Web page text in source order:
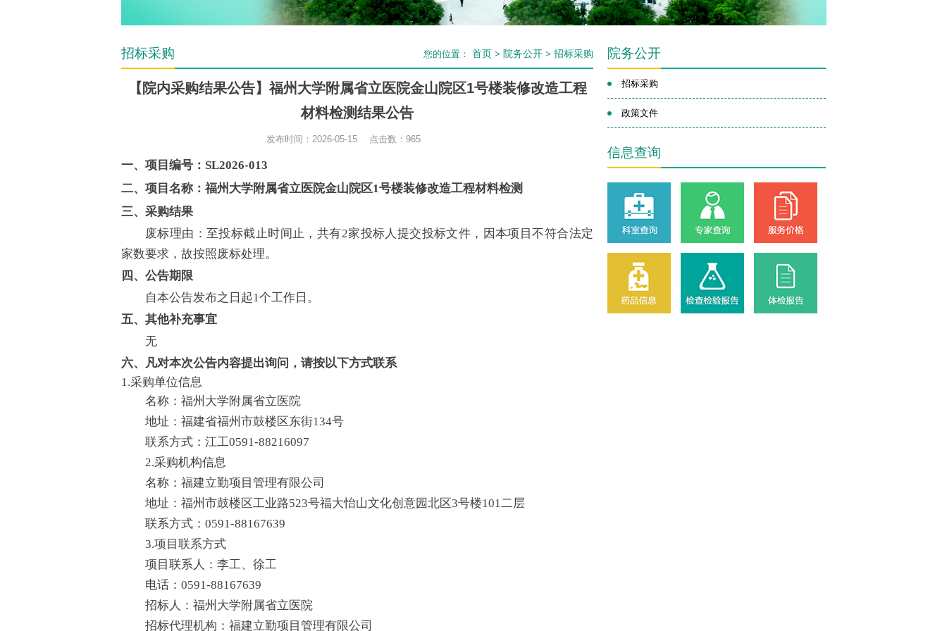
招标采购 您的位置： 首页 > 院务公开 > 招标采购
【院内采购结果公告】福州大学附属省立医院金山院区1号楼装修改造工程
材料检测结果公告
发布时间：2026-05-15 点击数： 965
一、项目编号：SL2026-013
二、项目名称：福州大学附属省立医院金山院区1号楼装修改造工程材料检测
三、采购结果
废标理由：至投标截止时间止，共有2家投标人提交投标文件，因本项目不符合法定
家数要求，故按照废标处理。
四、公告期限
自本公告发布之日起1个工作日。
五、其他补充事宜
无
六、凡对本次公告内容提出询问，请按以下方式联系
1.采购单位信息
名称：福州大学附属省立医院
地址：福建省福州市鼓楼区东街134号
联系方式：江工0591-88216097
2.采购机构信息
名称：福建立勤项目管理有限公司
地址：福州市鼓楼区工业路523号福大怡山文化创意园北区3号楼101二层
联系方式：0591-88167639
3.项目联系方式
项目联系人：李工、徐工
电话：0591-88167639
招标人：福州大学附属省立医院
招标代理机构：福建立勤项目管理有限公司
院务公开
招标采购
政策文件
信息查询